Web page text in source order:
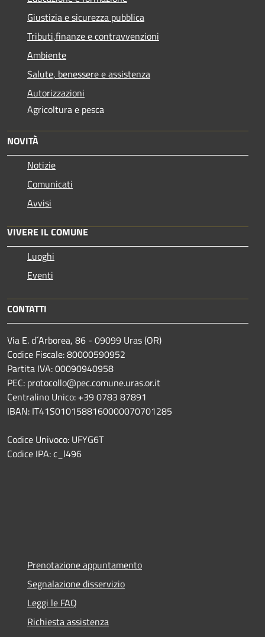
Giustizia e sicurezza pubblica
Tributi,finanze e contravvenzioni
Ambiente
Salute, benessere e assistenza
Autorizzazioni
Agricoltura e pesca
NOVITÀ
Notizie
Comunicati
Avvisi
VIVERE IL COMUNE
Luoghi
Eventi
CONTATTI
Via E. d´Arborea, 86 - 09099 Uras (OR)
Codice Fiscale: 80000590952
Partita IVA: 00090940958
PEC: protocollo@pec.comune.uras.or.it
Centralino Unico: +39 0783 87891
IBAN: IT41S0101588160000070701285
Codice Univoco: UFYG6T
Codice IPA: c_l496
Prenotazione appuntamento
Segnalazione disservizio
Leggi le FAQ
Richiesta assistenza